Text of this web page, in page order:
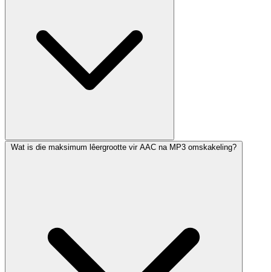
Wat is die maksimum lêergrootte vir AAC na MP3 omskakeling?